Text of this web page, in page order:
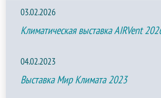
03.02.2026
Климатическая выставка AIRVent
04.02.2023
Выставка Мир Климата 2023